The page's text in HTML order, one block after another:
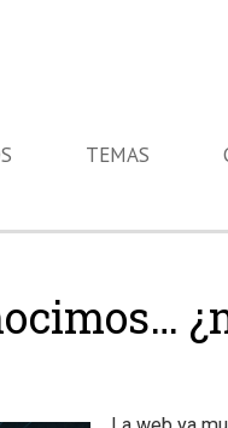
TEMAS